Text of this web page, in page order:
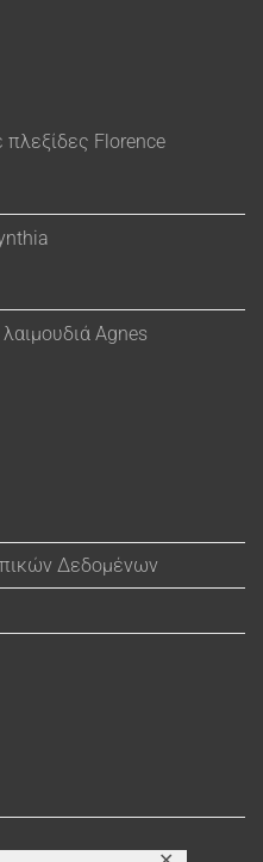
Florence
Agnes
Δεδομένων